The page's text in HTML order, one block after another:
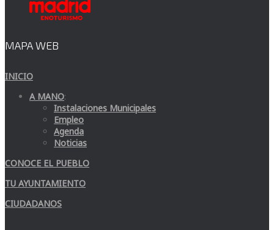
MAPA WEB
INICIO
A MANO:
Instalaciones Municipales
Empleo
Agenda
Noticias
CONOCE EL PUEBLO
TU AYUNTAMIENTO
CIUDADANOS